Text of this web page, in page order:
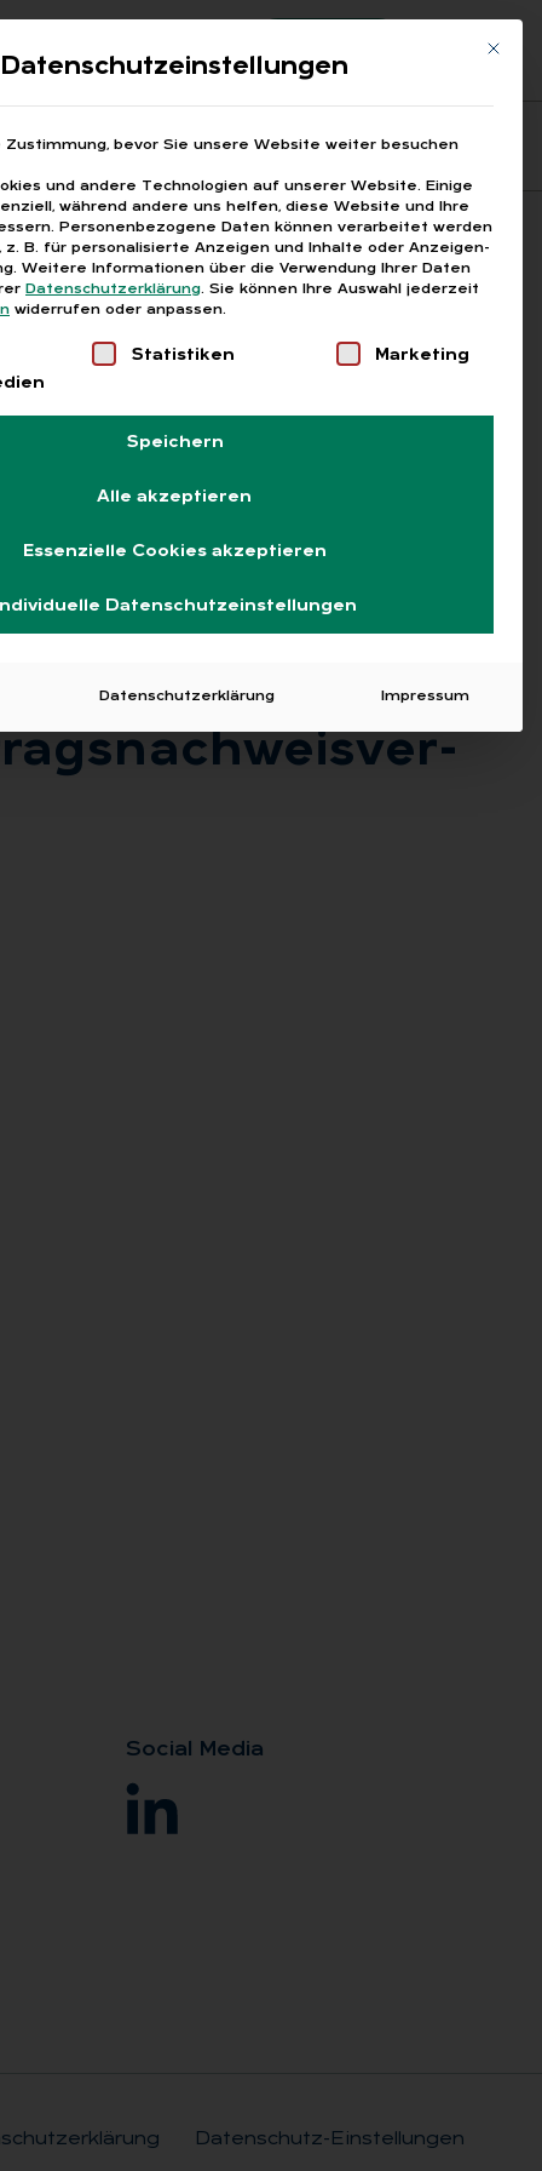
Suchen
Registrierung
aus den ARGEn Printausgaben
So­ci­al Me­dia
Datenschutz-Einstellungen
Mit
Datenschutzeinstellungen
Zustimmung, bevor Sie unsere Website weiter besuchen
und andere Technologien auf unserer Website. Einige
während andere uns helfen, diese Website und Ihre
Personenbezogene Daten können verarbeitet werden
z. B. für personalisierte Anzeigen und Inhalte oder Anzeigen-
Weitere Informationen über die Verwendung Ihrer Daten
Datenschutzerklärung. Sie können Ihre Auswahl jederzeit
widerrufen oder anpassen.
der Service-Gruppen, für die eine
Statistiken
Marketing
Speichern
Alle akzeptieren
Essenzielle Cookies akzeptieren
Individuelle Datenschutzeinstellungen
Datenschutzerklärung Impressum